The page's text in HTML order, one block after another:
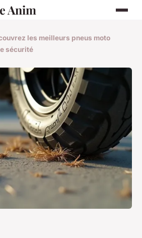
Anim
les meilleurs pneus moto
sécurité